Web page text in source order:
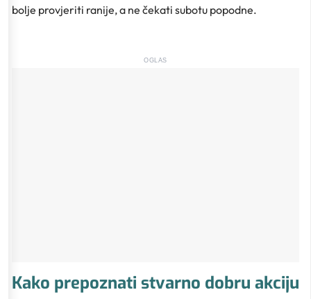
bolje provjeriti ranije, a ne čekati subotu popodne.
OGLAS
Kako prepoznati stvarno dobru akciju